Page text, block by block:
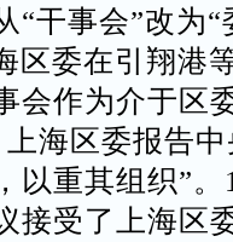
“干事会”改为“
区委在引翔港
会作为介于区
海区委报告
以重其组织”
接受了上海区